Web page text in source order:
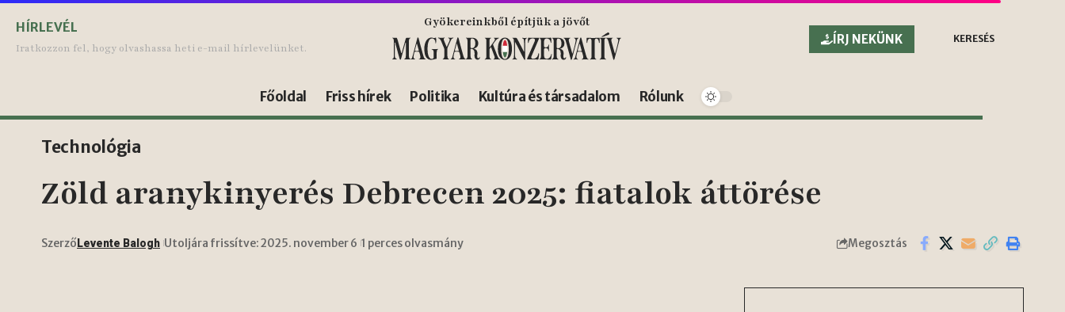
HÍRLEVÉL
Iratkozzon fel, hogy olvashassa heti e-mail hírlevelünket.
Gyökereinkből építjük a jövőt
ÍRJ NEKÜNK
KERESÉS
Főoldal Friss hírek Politika Kultúra és társadalom Rólunk
Technológia
Zöld aranykinyerés Debrecen 2025: fiatalok áttörése
Szerző Levente Balogh Utoljára frissítve: 2025. november 6 1 perces olvasmány Megosztás